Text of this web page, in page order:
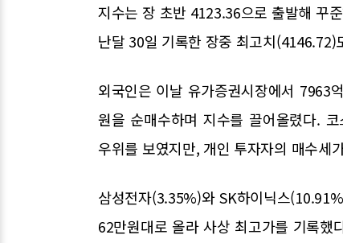
지수는 장 초반 4123.36으로 출발해 꾸
난달 30일 기록한 장중 최고치(4146.72)
외국인은 이날 유가증권시장에서 7963
원을 순매수하며 지수를 끌어올렸다.
우위를 보였지만, 개인 투자자의 매수세
삼성전자(3.35%)와 SK하이닉스
62만원대로 올라 사상 최고가를 기록했